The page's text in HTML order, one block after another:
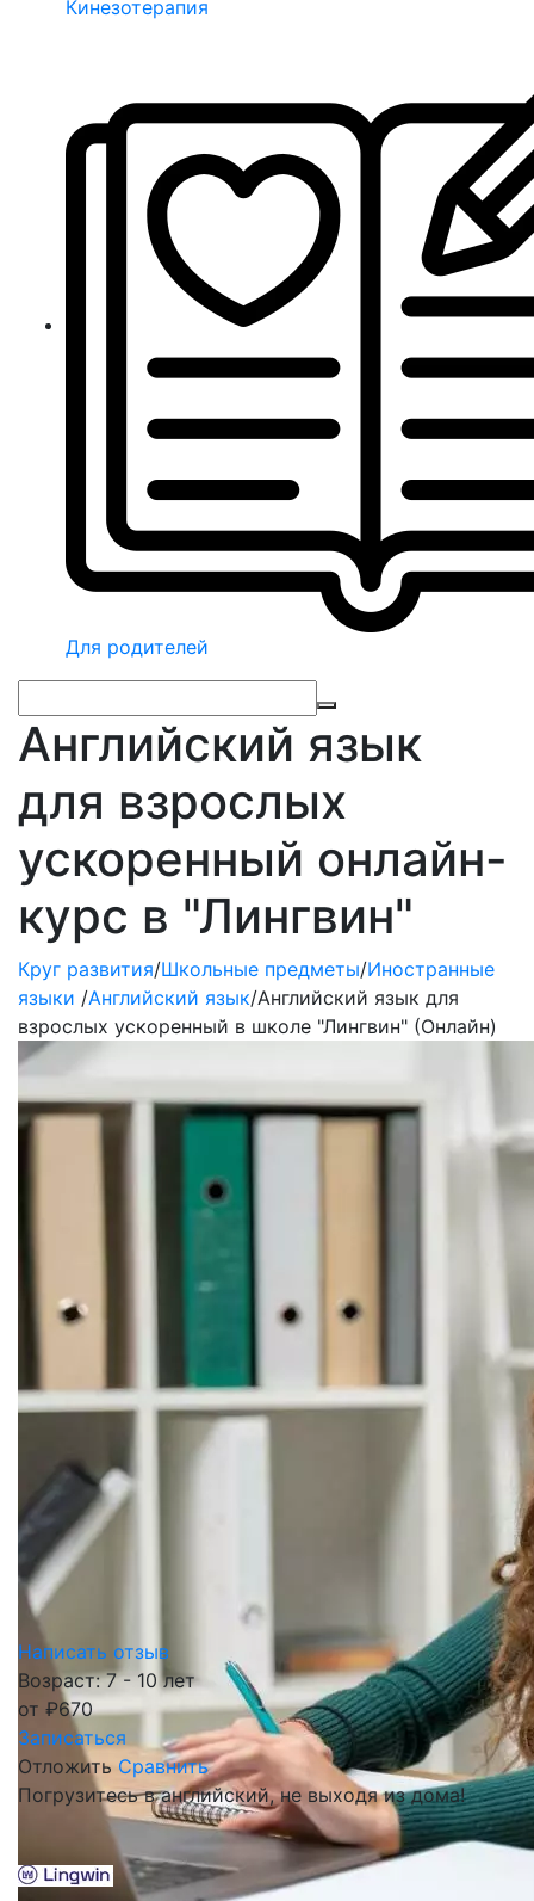
Кинезотерапия
Для родителей
Английский язык
для взрослых
ускоренный онлайн-
курс в "Лингвин"
Круг развития/Школьные предметы/Иностранные
языки /Английский язык/Английский язык для
взрослых ускоренный в школе "Лингвин" (Онлайн)
Написать отзыв
Возраст: 7 - 10 лет
от ₽670
Записаться
Отложить Сравнить
Погрузитесь в английский, не выходя из дома!